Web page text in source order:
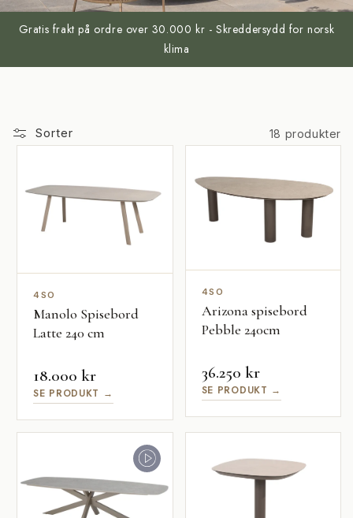
Gratis frakt på ordre over 30.000 kr - Skreddersydd for norsk
klima
Sorter 18 produkter
4SO
Manolo Spisebord
Latte 240 cm
18.000 kr
SE PRODUKT →
4SO
Arizona spisebord
Pebble 240cm
36.250 kr
SE PRODUKT →